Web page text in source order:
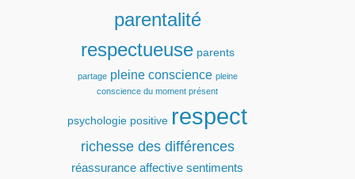
parentalité
respectueuse parents
partage pleine conscience pleine
conscience du moment présent
psychologie positive respect
richesse des différences
réassurance affective sentiments